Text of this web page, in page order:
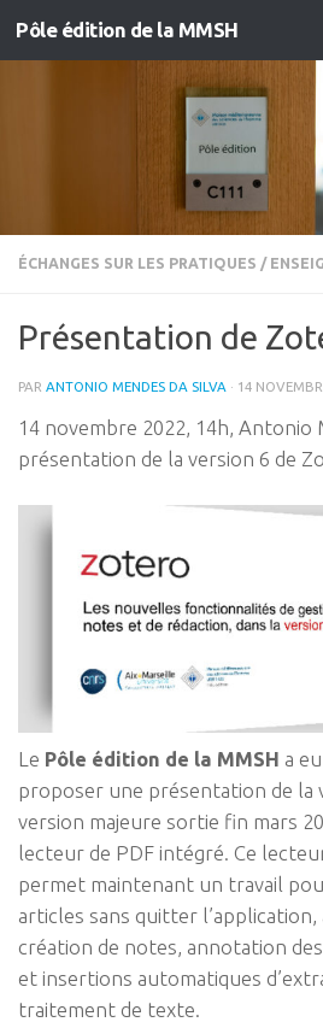
Skip to content
Pôle édition de la MMSH
ÉCHANGES SUR LES PRATIQUES /
Présentation de
PAR ANTONIO MENDES DA SILVA · 14
14 novembre 2022, 14h, Antonio
présentation de la version 6 de
Le Pôle édition de la MMSH a
proposer une présentation de la
version majeure sortie fin mars
lecteur de PDF intégré. Ce
permet maintenant un travail
articles sans quitter l’application,
création de notes, annotation
et insertions automatiques
traitement de texte.